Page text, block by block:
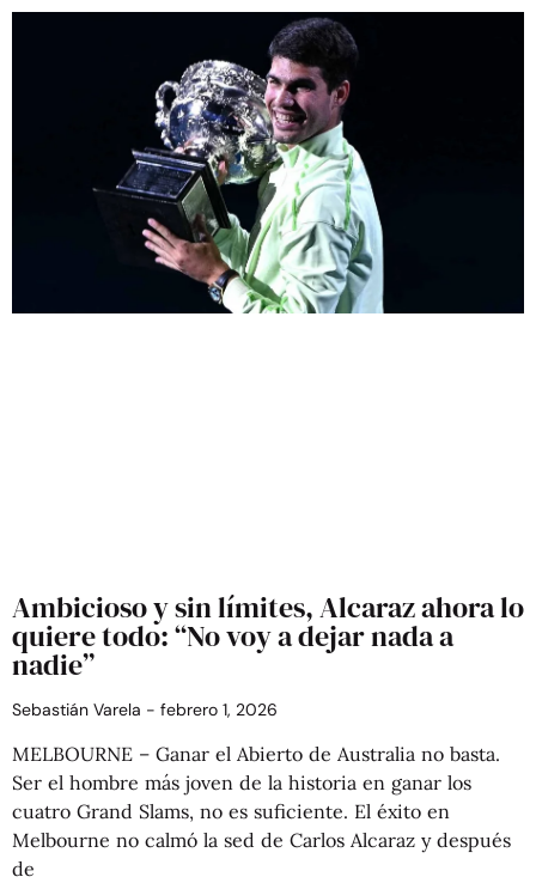
Ambicioso y sin límites, Alcaraz ahora lo
quiere todo: “No voy a dejar nada a
nadie”
Sebastián Varela febrero 1, 2026
MELBOURNE – Ganar el Abierto de Australia no basta.
Ser el hombre más joven de la historia en ganar los
cuatro Grand Slams, no es suficiente. El éxito en
Melbourne no calmó la sed de Carlos Alcaraz y después
de